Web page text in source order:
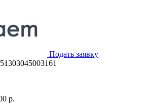
Подать заявку
р.